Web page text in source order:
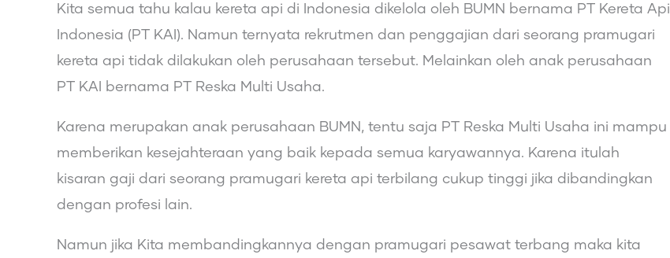
Kita semua tahu kalau kereta api di Indonesia dikelola oleh BUMN bernama PT Kereta Api
Indonesia (PT KAI). Namun ternyata rekrutmen dan penggajian dari seorang pramugari
kereta api tidak dilakukan oleh perusahaan tersebut. Melainkan oleh anak perusahaan
PT KAI bernama PT Reska Multi Usaha.
Karena merupakan anak perusahaan BUMN, tentu saja PT Reska Multi Usaha ini mampu
memberikan kesejahteraan yang baik kepada semua karyawannya. Karena itulah
kisaran gaji dari seorang pramugari kereta api terbilang cukup tinggi jika dibandingkan
dengan profesi lain.
Namun jika Kita membandingkannya dengan pramugari pesawat terbang maka kita